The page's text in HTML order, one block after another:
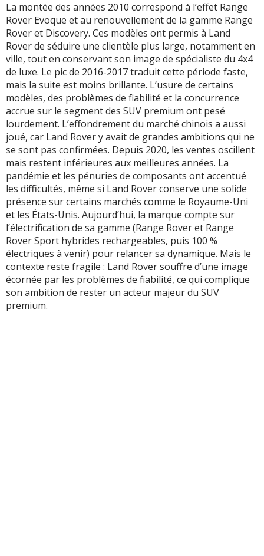
La montée des années 2010 correspond à l’effet Range
Rover Evoque et au renouvellement de la gamme Range
Rover et Discovery. Ces modèles ont permis à Land
Rover de séduire une clientèle plus large, notamment en
ville, tout en conservant son image de spécialiste du 4x4
de luxe. Le pic de 2016-2017 traduit cette période faste,
mais la suite est moins brillante. L’usure de certains
modèles, des problèmes de fiabilité et la concurrence
accrue sur le segment des SUV premium ont pesé
lourdement. L’effondrement du marché chinois a aussi
joué, car Land Rover y avait de grandes ambitions qui ne
se sont pas confirmées. Depuis 2020, les ventes oscillent
mais restent inférieures aux meilleures années. La
pandémie et les pénuries de composants ont accentué
les difficultés, même si Land Rover conserve une solide
présence sur certains marchés comme le Royaume-Uni
et les États-Unis. Aujourd’hui, la marque compte sur
l’électrification de sa gamme (Range Rover et Range
Rover Sport hybrides rechargeables, puis 100 %
électriques à venir) pour relancer sa dynamique. Mais le
contexte reste fragile : Land Rover souffre d’une image
écornée par les problèmes de fiabilité, ce qui complique
son ambition de rester un acteur majeur du SUV
premium.